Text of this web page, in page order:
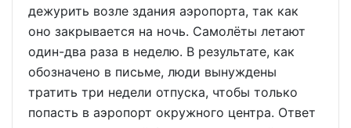
дежурить возле здания аэропорта, так как
оно закрывается на ночь. Самолёты летают
один-два раза в неделю. В результате, как
обозначено в письме, люди вынуждены
тратить три недели отпуска, чтобы только
попасть в аэропорт окружного центра. Ответ